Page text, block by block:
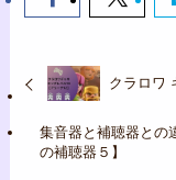
クラロワ
集音器と補聴器との
の補聴器５】